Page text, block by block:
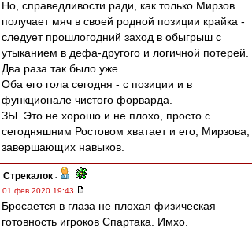
Но, справедливости ради, как только Мирзов
получает мяч в своей родной позиции крайка -
следует прошлогодний заход в обыгрыш с
утыканием в дефа-другого и логичной потерей.
Два раза так было уже.
Оба его гола сегодня - с позиции и в
функционале чистого форварда.
ЗЫ. Это не хорошо и не плохо, просто с
сегодняшним Ростовом хватает и его, Мирзова,
завершающих навыков.
Стрекалок -
01 фев 2020 19:43
Бросается в глаза не плохая физическая
готовность игроков Спартака. Имхо.